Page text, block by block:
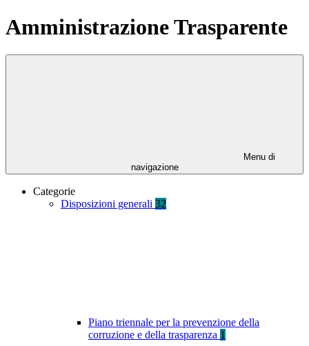
Amministrazione Trasparente
Menu di
navigazione
Categorie
Disposizioni generali 32
Piano triennale per la prevenzione della
corruzione e della trasparenza 1